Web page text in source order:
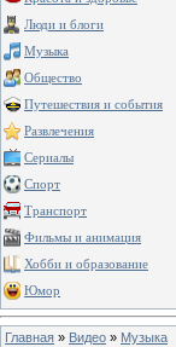
Люди и блоги
Музыка
Общество
Путешествия и события
Развлечения
Сериалы
Спорт
Транспорт
Фильмы и анимация
Хобби и образование
Юмор
Главная » Видео » Музыка